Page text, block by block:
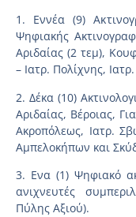
1. Εννέα (9)
Ψηφιακής
Αριδαίας (2 τεμ),
– Ιατρ. Πολίχνης,
2. Δέκα (10)
Αριδαίας, Βέροιας,
Ακροπόλεως, Ιατρ.
Αμπελοκήπων και
3. Ενα (1) Ψηφιακό
ανιχνευτές
Πύλης Αξιού).